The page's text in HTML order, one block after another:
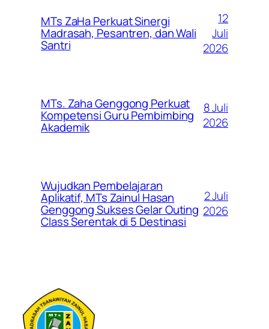
MTs ZaHa Perkuat Sinergi
Madrasah, Pesantren, dan Wali
Santri
12
Juli
2026
MTs. Zaha Genggong Perkuat
Kompetensi Guru Pembimbing
Akademik
8 Juli
2026
Wujudkan Pembelajaran
Aplikatif, MTs Zainul Hasan
Genggong Sukses Gelar Outing
Class Serentak di 5 Destinasi
2 Juli
2026